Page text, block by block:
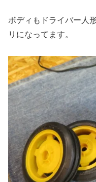
ボディもドライバー人
リになってます。